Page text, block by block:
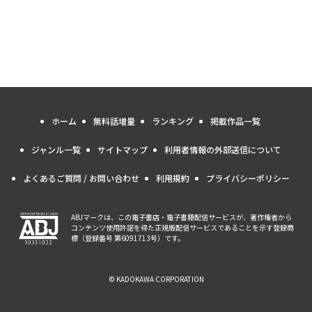
ホーム 無料話増量 ランキング 掲載作品一覧
ジャンル一覧 サイトマップ 利用者情報の外部送信について
よくあるご質問 / お問い合わせ 利用規約 プライバシーポリシー
ABJマークは、この電子書店・電子書籍配信サービスが、著作権者から
コンテンツ使用許諾を得た正規版配信サービスであることを示す登録商
標（登録番号 第6091713号）です。
© KADOKAWA CORPORATION